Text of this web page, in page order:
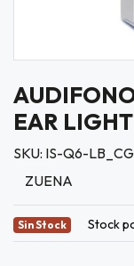
EAR
SKU: IS-Q6-LB_CG
ZUENA
Sin Stock Stock